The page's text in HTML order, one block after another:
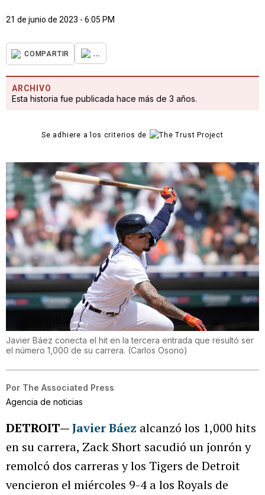
21 de junio de 2023 - 6:05 PM
COMPARTIR ...
ARCHIVO
Esta historia fue publicada hace más de 3 años.
Se adhiere a los criterios de
Javier Báez conecta el hit en la tercera entrada que resultó ser
el número 1,000 de su carrera. (Carlos Osorio)
Por The Associated Press
Agencia de noticias
DETROIT—Javier Báez alcanzó los 1,000 hits
en su carrera, Zack Short sacudió un jonrón y
remolcó dos carreras y los Tigers de Detroit
vencieron el miércoles 9-4 a los Royals de